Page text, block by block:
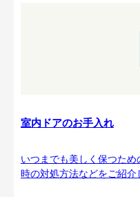
室内ドアのお手入れ
いつまでも美しく保つた
時の対処方法などをご紹介